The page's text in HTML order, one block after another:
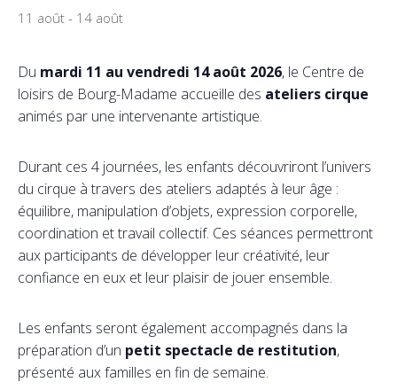
11 août - 14 août
Du mardi 11 au vendredi 14 août 2026, le Centre de
loisirs de Bourg-Madame accueille des ateliers cirque
animés par une intervenante artistique.
Durant ces 4 journées, les enfants découvriront l’univers
du cirque à travers des ateliers adaptés à leur âge :
équilibre, manipulation d’objets, expression corporelle,
coordination et travail collectif. Ces séances permettront
aux participants de développer leur créativité, leur
confiance en eux et leur plaisir de jouer ensemble.
Les enfants seront également accompagnés dans la
préparation d’un petit spectacle de restitution,
présenté aux familles en fin de semaine.